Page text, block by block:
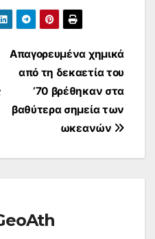
Απαγορευμένα χημικά
από τη δεκαετία του
’70 βρέθηκαν στα
βαθύτερα σημεία των
ωκεανών